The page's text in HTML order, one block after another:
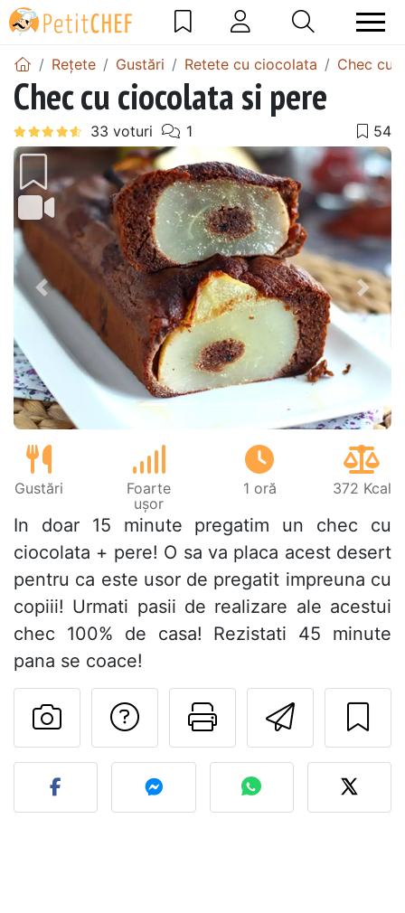
Rețete Gustări Retete cu ciocolata Chec cu
Chec cu ciocolata si pere
Precedentul
Gustări
Foarte
ușor
1 oră 372 Kcal
In doar 15 minute pregatim un chec cu
ciocolata + pere! O sa va placa acest desert
pentru ca este usor de pregatit impreuna cu
copiii! Urmati pasii de realizare ale acestui
chec 100% de casa! Rezistati 45 minute
pana se coace!
Printează
Adresează o
Postează o poză cu